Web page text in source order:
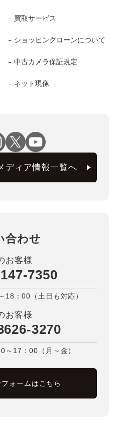
買取サービス
ショッピングローンについて
中古カメラ保証規定
ネット現像
ディア情報一覧へ
合わせ
お客様
7350
18：00（土日も対応）
お客様
3270
～17：00（月～金）
ォームはこちら